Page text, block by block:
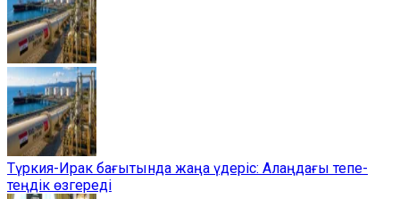
Түркия-Ирак бағытында жаңа үдеріс: Алаңдағы тепе-
теңдік өзгереді